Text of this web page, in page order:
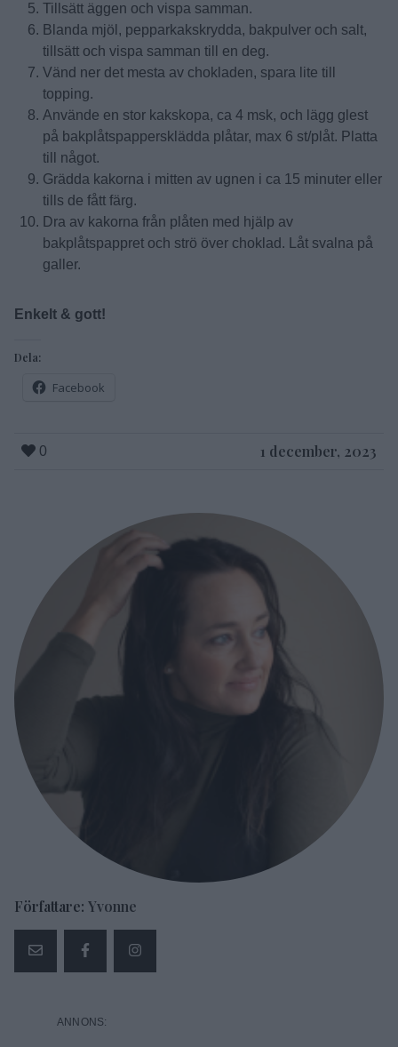
Tillsätt äggen och vispa samman.
Blanda mjöl, pepparkakskrydda, bakpulver och salt,
tillsätt och vispa samman till en deg.
Vänd ner det mesta av chokladen, spara lite till
topping.
Använde en stor kakskopa, ca 4 msk, och lägg glest
på bakplåtspappersklädda plåtar, max 6 st/plåt. Platta
till något.
Grädda kakorna i mitten av ugnen i ca 15 minuter eller
tills de fått färg.
Dra av kakorna från plåten med hjälp av
bakplåtspappret och strö över choklad. Låt svalna på
galler.
Enkelt & gott!
Dela:
Facebook
0 1 december, 2023
Författare: Yvonne